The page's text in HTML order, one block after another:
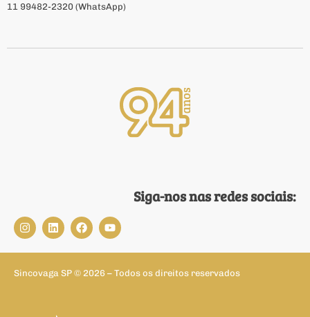
11 99482-2320 (WhatsApp)
Siga-nos nas redes sociais:
Sincovaga SP © 2026 – Todos os direitos reservados